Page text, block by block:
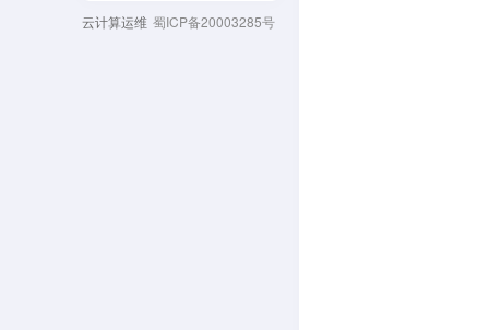
云计算运维 蜀ICP备20003285号